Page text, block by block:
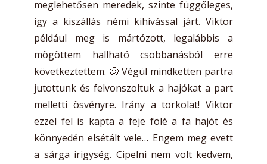
meglehetősen meredek, szinte függőleges,
így a kiszállás némi kihívással járt. Viktor
például meg is mártózott, legalábbis a
mögöttem hallható csobbanásból erre
következtettem. 🙂 Végül mindketten partra
jutottunk és felvonszoltuk a hajókat a part
melletti ösvényre. Irány a torkolat! Viktor
ezzel fel is kapta a feje fölé a fa hajót és
könnyedén elsétált vele… Engem meg evett
a sárga irigység. Cipelni nem volt kedvem,